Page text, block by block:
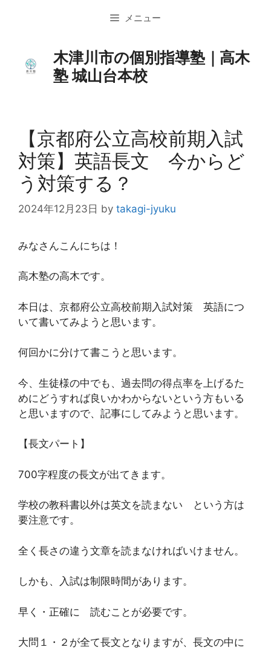
メニュー
木津川市の個別指導塾｜高木
塾 城山台本校
【京都府公立高校前期入試
対策】英語長文 今からど
う対策する？
2024年12月23日 by takagi-jyuku
みなさんこんにちは！
高木塾の高木です。
本日は、京都府公立高校前期入試対策 英語につ
いて書いてみようと思います。
何回かに分けて書こうと思います。
今、生徒様の中でも、過去問の得点率を上げるた
めにどうすれば良いかわからないという方もいる
と思いますので、記事にしてみようと思います。
【長文パート】
700字程度の長文が出てきます。
学校の教科書以外は英文を読まない という方は
要注意です。
全く長さの違う文章を読まなければいけません。
しかも、入試は制限時間があります。
早く・正確に 読むことが必要です。
大問１・２が全て長文となりますが、長文の中に